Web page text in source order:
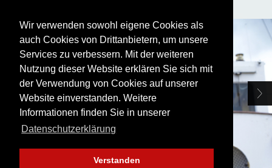
Wir verwenden sowohl eigene Cookies als
auch Cookies von Drittanbietern, um unsere
Services zu verbessern. Mit der weiteren
Nutzung dieser Website erklären Sie sich mit
der Verwendung von Cookies auf unserer
Website einverstanden. Weitere
Informationen finden Sie in unserer
Datenschutzerklärung
Verstanden